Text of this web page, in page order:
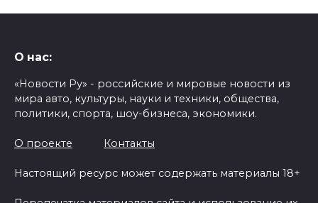
О нас:
«Новости Ру» - российские и мировые новости из
мира авто, культуры, науки и техники, общества,
политики, спорта, шоу-бизнеса, экономики.
О проекте Контакты
Настоящий ресурс может содержать материалы 18+